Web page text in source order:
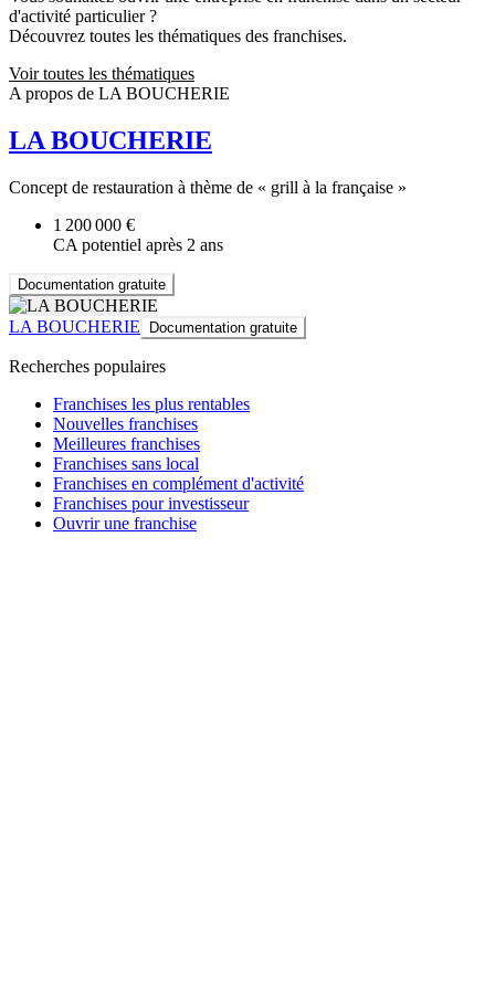
d'activité particulier ?
Découvrez toutes les thématiques des franchises.
Voir toutes les thématiques
A propos de LA BOUCHERIE
LA BOUCHERIE
Concept de restauration à thème de « grill à la française »
1 200 000 €
CA potentiel après 2 ans
Documentation gratuite
LA BOUCHERIE Documentation gratuite
Recherches populaires
Franchises les plus rentables
Nouvelles franchises
Meilleures franchises
Franchises sans local
Franchises en complément d'activité
Franchises pour investisseur
Ouvrir une franchise